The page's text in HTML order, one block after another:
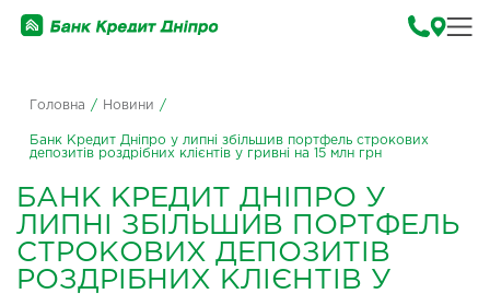
Головна / Новини /
Банк Кредит Дніпро у липні збільшив портфель строкових
депозитів роздрібних клієнтів у гривні на 15 млн грн
БАНК КРЕДИТ ДНІПРО У
ЛИПНІ ЗБІЛЬШИВ ПОРТФЕЛЬ
СТРОКОВИХ ДЕПОЗИТІВ
РОЗДРІБНИХ КЛІЄНТІВ У